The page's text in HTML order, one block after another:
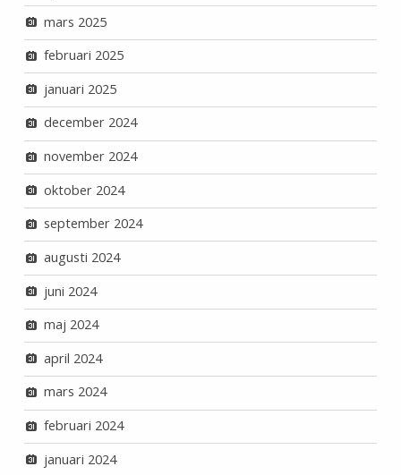
mars 2025
februari 2025
januari 2025
december 2024
november 2024
oktober 2024
september 2024
augusti 2024
juni 2024
maj 2024
april 2024
mars 2024
februari 2024
januari 2024